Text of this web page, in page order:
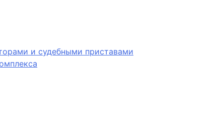
и судебными приставами